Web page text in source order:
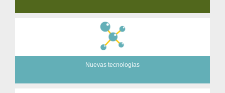
Nuevas tecnologías